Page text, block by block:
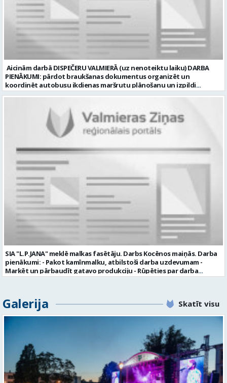
Normālais darba laiks Darba veids: Darbinieka amats uz nenoteiktu
laiku Slodze: Viena vesela slodze Darbības joma: Būvniecība /
Nekustamais īpašums Pieteikto vietu skaits: 1 Līgums: Darbinieka
amats uz nenoteiktu laiku Aktuāla līdz: 2026-08-20 Kontaktpersona:
CV lūdzam sūtīt uz e-pastu: vbrugis@inbox.lv
Aicinām darbā DISPEČERU VALMIERĀ (uz nenoteiktu laiku) DARBA
PIENĀKUMI: pārdot braukšanas dokumentus organizēt un
koordinēt autobusu ikdienas maršrutu plānošanu un izpildi
nodrošināt autobusu vadītāju dienas darba uzdevumu
profesionālā izglītība augsta atbildības sajūta, precizitāte un labas
komunikācijas spējas labas iemaņas darbā ar datoru un
elektronisko kases aparātu UZŅĒMUMS PIEDĀVĀ: darbu stabilā
uzņēmumā darba laiku: maiņu grafiks (1. dežūra no plkst. 05.20 līdz
plkst. 16.20 un 2.dežūra no plkst. 12.50-21.00) darba samaksu sākot no
1100 līdz 1250 EUR (pirms nodokļu nomaksas) pilnas sociālās
garantijas veselības apdrošināšanas iespējas dinamisku un
profesionālu darba vidi apmācību pirms darba pienākumu
uzsākšanas CV ar norādi vakancei „dispečers Valmierā” iesniegt līdz
2026. gada 21. augustam (ieskaitot): sūtot elektroniski uz info@vtu-
valmiera.lv personīgi SIA „VTU Valmiera”, Reģ.nr. 40003004220,
„Brandeļi”, Brandeļi, Kocēnu pagasts, Valmieras novads, personāla
daļā darba dienās no plkst. 13:00 līdz 16:00. 2 nedēļu laikā pēc
konkursa termiņa beigām sazināsimies ar pretendentiem, kuri tiks
aicināti uz tikšanos klātienē. Informācijai: 29231565 * Iesniegtos
personas datus SIA “VTU VALMIERA” izmantos, lai konkursa kārtībā
noteiktu vakancei atbilstošāko kandidātu. Ja kandidāts vēlas, lai
viņa personas dati tiktu saglabāti SIA “VTU VALMIERA” iekšējā datu
bāzē ar mērķi tos apstrādāt citos SIA “VTU VALMIERA” personāla
atlases konkursos, tad pieteikumā vakancei lūdzam kandidātam
Valmiera, Valmieras nov. Darba laika veids: Summētais darba laiks
Darba veids: Darbinieka amats uz nenoteiktu laiku Slodze: Viena
vesela slodze Darbības joma: Pakalpojumi Pieteikto vietu skaits: 1
Līgums: Darbinieka amats uz nenoteiktu laiku Aktuāla līdz: 2026-08-
21 Kontaktpersona: CV ar norādi vakancei lūdzu sūtīt uz e-pastu
info@vtu-valmiera.lv vai iesniegt personīgi Izglītības līmenis:
Vispārējā vidējā izglītība
SIA "L.P.JANA" meklē malkas fasētāju. Darbs Kocēnos maiņās. Darba
pienākumi: - Pakot kamīnmalku, atbilstoši darba uzdevumam -
Marķēt un pārbaudīt gatavo produkciju - Rūpēties par darba
kvalitāti un kārtību darba vietā Prasības kandidātiem: - Laba fiziskā
padarītā) - Vienmēr laikā izmaksātu algu - Profesionālus un
atbalstošus kolēģus Lūgums CV sūtīt uz e- pastu:
SAIŅOŠANAS OPERATORS Algas izmaksas veids: Laika darba alga
Darba vietas adrese: LATVIJA, Gravas iela 2, Kocēni, Kocēnu pag.,
Valmieras nov. Slodze: Viena vesela slodze Darbības joma: Ražošana
Pieteikto vietu skaits: 2 Aktuāla līdz: 2027-09-07 Darba sākšanas
datums: 2026-08-17 Kontaktpersona: Davids Pavlovs
Galerija Skatīt visu